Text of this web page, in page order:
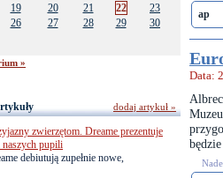
ap
Data:
19 20 21 22
23
26 27 28 29
30
»
zwierzętom. Dreame prezentuje
naszych pupili
debiutują zupełnie nowe,
dodaj artykuł »